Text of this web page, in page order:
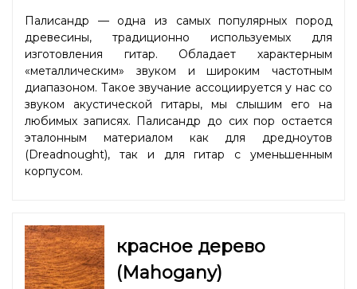
Палисандр — одна из самых популярных пород
древесины, традиционно используемых для
изготовления гитар. Обладает характерным
«металлическим» звуком и широким частотным
диапазоном. Такое звучание ассоциируется у нас со
звуком акустической гитары, мы слышим его на
любимых записях. Палисандр до сих пор остается
эталонным материалом как для дредноутов
(Dreadnought), так и для гитар с уменьшенным
корпусом.
красное дерево
(Mahogany)